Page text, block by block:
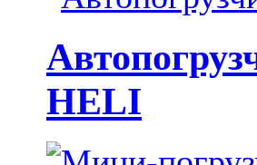
HELI